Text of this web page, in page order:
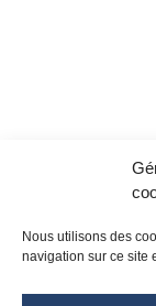
Nous utilisons des
navigation sur ce site